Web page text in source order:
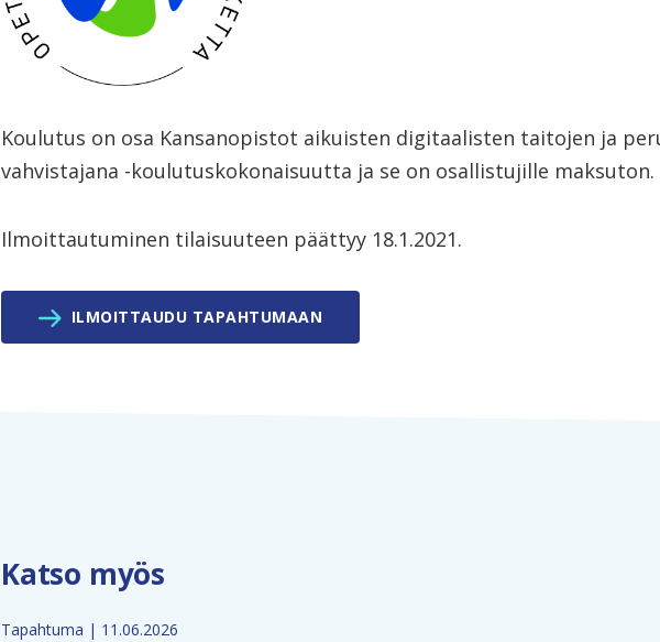
Koulutus on osa Kansanopistot aikuisten digitaalisten taitojen ja
vahvistajana -koulutuskokonaisuutta ja se on osallistujille maksuton.
Ilmoittautuminen tilaisuuteen päättyy 18.1.2021.
ILMOITTAUDU TAPAHTUMAAN
Katso myös
Tapahtuma | 11.06.2026